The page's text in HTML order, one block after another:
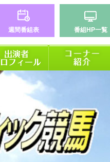
週間番組表 番組HP一覧